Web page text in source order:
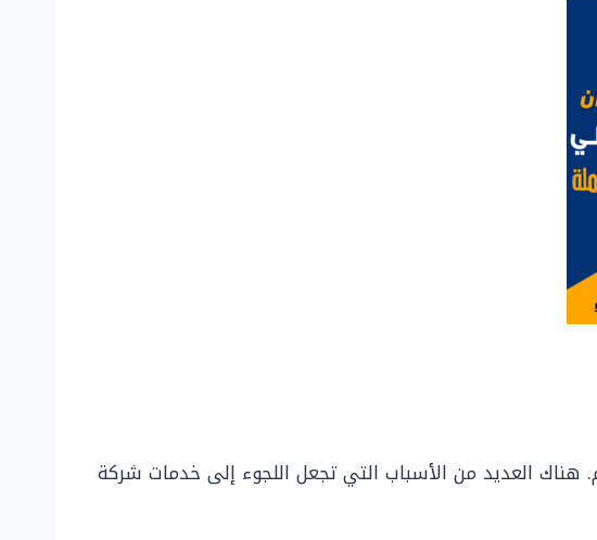
العديد من الأسباب التي تجعل اللجوء إلى خدمات شركة